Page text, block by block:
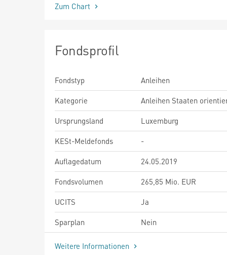
Zum Chart
Fondsprofil
Fondstyp
Anleihen
Kategorie
Anleihen Staaten
Ursprungsland
Luxemburg
KESt-Meldefonds
-
Auflagedatum
24.05.2019
Fondsvolumen
265,85 Mio. EUR
UCITS
Ja
Sparplan
Nein
Weitere Informationen